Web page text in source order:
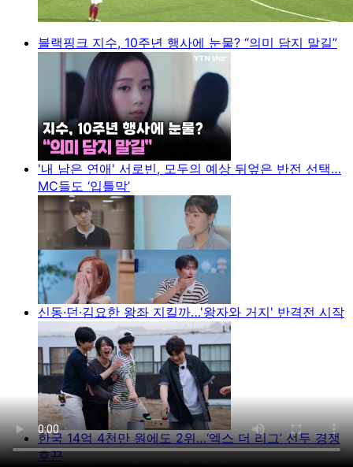
블랙핑크 지수, 10주년 행사에 눈물? “의미 담지 말길”
'내 남은 연애' 서로빈, 모두의 예상 뒤엎은 반전 선택…
MC들도 ‘입틀막’
신동·던·김요한 왕좌 지킬까…'왕자와 거지' 반격전 시작
한국 14억 4천만 원에도 2위…‘엑스 더 리그’ 선두 경쟁
후끈